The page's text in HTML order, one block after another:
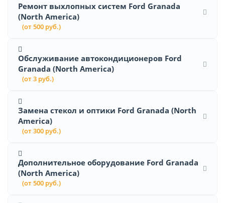
Ремонт выхлопных систем Ford Granada
(North America)
(от 500 руб.)
Обслуживание автокондиционеров Ford
Granada (North America)
(от 3 руб.)
Замена стекол и оптики Ford Granada (North
America)
(от 300 руб.)
Дополнительное оборудование Ford Granada
(North America)
(от 500 руб.)